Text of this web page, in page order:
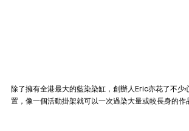
除了擁有全港最大的藍染染缸，創辦人Eric亦花了不少
置，像一個活動掛架就可以一次過染大量或較長身的作